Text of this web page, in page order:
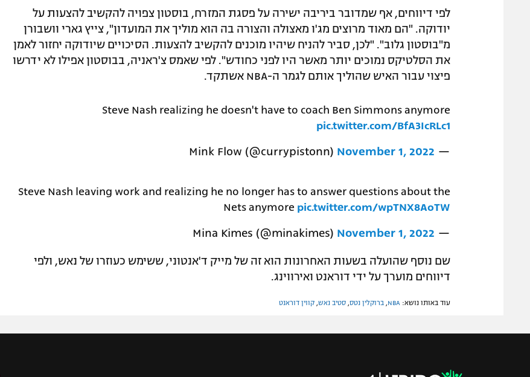
לפי דיווחים, אף שמדובר ביריבה ישירה על פסגת המזרח, בוסטון צפויה להקשיב להצעות על
יודוקה. "הם מאוד מרוצים מג'ו מאצולה והצורה בה הוא מוליך את המועדון", צייץ גארי וושבורן
מ"בוסטון גלוב". "לכן, סביר להניח שיהיו מוכנים להקשיב להצעות. הסיכויים שיודוקה יחזור לאמן
את הסלטיקס נמוכים יותר מאשר היו לפני כחודש". לפי שאמס צ'ראניה, בבוסטון אפילו לא ידרשו
פיצוי עבור האיש שהוליך אותם לגמר ה-NBA אשתקד.
Steve Nash realizing he doesn't have to coach Ben Simmons anymore
pic.twitter.com/BfA3IcRLc1
— Mink Flow (@currypistonn)
November 1, 2022
Steve Nash leaving work and realizing he no longer has to answer questions about the
Nets anymore pic.twitter.com/wpTNX8AoTW
— Mina Kimes (@minakimes)
November 1, 2022
שם נוסף שהועלה בשעות האחרונות הוא זה של מייק ד'אנטוני, ששימש כעוזרו של נאש, ולפי
דיווחים מוערך על ידי דוראנט ואירווינג.
עוד באותו נושא: NBA ברוקלין נטס סטיב נאש קווין דוראנט